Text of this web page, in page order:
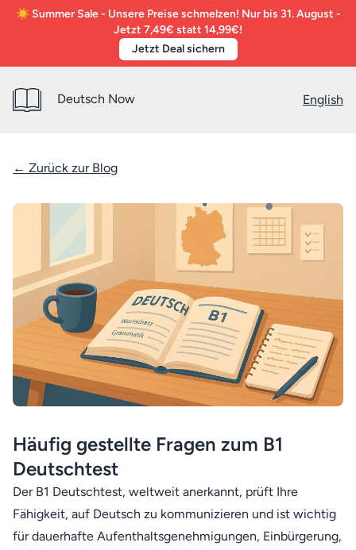
☀️ Summer Sale - Unsere Preise schmelzen! Nur bis 31. August -
Jetzt 7,49€ statt 14,99€!
Jetzt Deal sichern
Deutsch Now English
← Zurück zur Blog
Häufig gestellte Fragen zum B1
Deutschtest
Der B1 Deutschtest, weltweit anerkannt, prüft Ihre
Fähigkeit, auf Deutsch zu kommunizieren und ist wichtig
für dauerhafte Aufenthaltsgenehmigungen, Einbürgerung,